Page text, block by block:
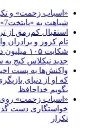
«اسباب زحمت» و
شباهت به «پایتخت7» و چرخش بر مدار تکرار
تام کروز و برادران
شکایت
جدید نیکلاس کیج
واکنش‌ها به پست
که او از دنیای
بگویم خداحافظ
«اسباب زحمت» روی
تکرار